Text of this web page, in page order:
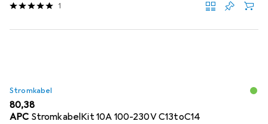
1
Stromkabel
EUR
80,38
APC StromkabelKit 10A 100-230V C13toC14